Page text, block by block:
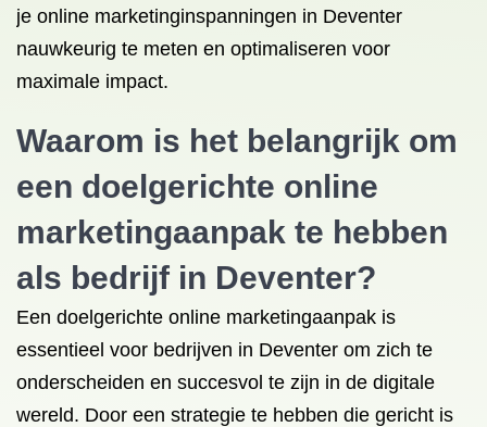
je online marketinginspanningen in Deventer
nauwkeurig te meten en optimaliseren voor
maximale impact.
Waarom is het belangrijk om
een doelgerichte online
marketingaanpak te hebben
als bedrijf in Deventer?
Een doelgerichte online marketingaanpak is
essentieel voor bedrijven in Deventer om zich te
onderscheiden en succesvol te zijn in de digitale
wereld. Door een strategie te hebben die gericht is